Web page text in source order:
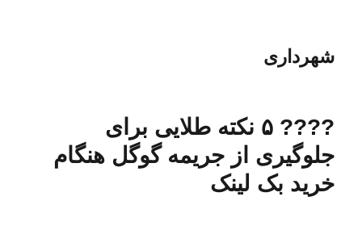
شهرداری
???? ۵ نکته طلایی برای
جلوگیری از جریمه گوگل هنگام
خرید بک لینک